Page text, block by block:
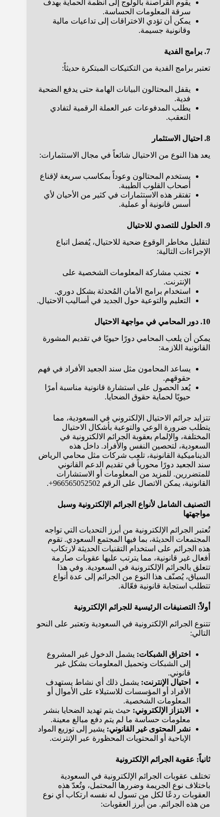
يقوم القراصنة بالولوج إلى أنظمة الحماية بهدف
سرقة المعلومات الحساسة.
يمكن أن تؤدي الاختراقات إلى تداعيات مالية
وقانونية جسيمة.
7. برامج الفدية
تعتبر برامج الفدية من التكتيكات المبتكرة حديثاً:
يقفل المحتالون البيانات الهامة حتى يدفع الضحية
فدية.
يطلب المدفوعات عبر العملة الرقمية لتفادي
التعقب.
8. احتيال الاستثمار
يعد هذا النوع من الاحتيال شائعاً في مجال الاستثمارات:
يستخدم المحتالون وعوداً بمكاسب سريعة لإقناع
أصحاب القلوب الطيبة.
تفتقر هذه الاستثمارات في كثير من الأحيان لأي
أسس قانونية أو عملية.
9. الحلول للتصدي للاحتيال
لتقليل مخاطر الوقوع ضحية للاحتيال، يُفضل اتباع
الإجراءات التالية:
تجنب مشاركة المعلومات الشخصية على
الإنترنت.
استخدام برامج الأمان المُحدثة بشكل دوري.
التعليم والتوعية حول الجديد في أساليب الاحتيال.
10. دور المحامي في مواجهة الاحتيال
يمكن أن يلعب المحامي دورًا حيويًا في تقديم المشورة
القانونية اللازمة:
يساعد المحامون مثل سند الجعيد الأفراد في فهم
حقوقهم.
يُعد الحصول على استشارة قانونية مناسبة أمرًا
حيويًا لحماية حقوق الضحايا.
تتزايد جرائم الاحتيال الإلكتروني في السعودية، مما
يتطلب ضرورة الوعي والتوعية بأشكال الاحتيال
المختلفة، والإلمام بعقوبة الجرائم الالكترونية في
السعودية، لتحصين النفس والأفراد. داخل هذه
الديناميكية القانونية، تلعب شركات مثل محامي الرياض
سند الجعيد دورًا محورياً في تقديم الدعم القانوني
للمتضررين. للمزيد من المعلومات أو الاستشارات
القانونية، يمكن الاتصال على الرقم 966565052502+.
التصنيف الشامل لأنواع الجرائم الإلكترونية وسبل
مواجهتها
تُعتبر الجرائم الإلكترونية من أبرز التحديات التي تواجه
المجتمعات الحديثة، بما فيها المجتمع السعودي. تقوم
هذه الجرائم على استخدام التقنيات الحديثة لارتكاب
أفعال غير قانونية، مما يترتب عليها عقوبات صارمة
تتعلق بالجرائم الإلكترونية في السعودية. وفي هذا
السياق، يُصنّف هذا النوع من الجرائم إلى عدة أنواع
تتطلب استجابة قانونية فعّالة.
أولاً: التصنيفات الرئيسية للجرائم الإلكترونية
تتنوع الجرائم الإلكترونية في السعودية وتعتبر على النحو
التالي:
اختراق الشبكات: يشمل الدخول غير المشروع
إلى الشبكات وتحميل المعلومات بشكل غير
قانوني.
احتيال الإنترنت: يشمل ذلك أي نشاط يستهدف
الأفراد أو المؤسسات للاستيلاء على الأموال أو
المعلومات الشخصية.
الابتزاز الإلكتروني: حيث يتم تهديد الضحايا بنشر
معلومات حساسة ما لم يتم دفع مبالغ معينة.
نشر المحتوى غير القانوني: يشير إلى توزيع المواد
الإباحية أو المحتويات المحظورة عبر الإنترنت.
ثانياً: عقوبة الجرائم الإلكترونية
تختلف عقوبات الجرائم الإلكترونية في السعودية
باختلاف نوع الجريمة وضررها المحتمل، وتُعدّ هذه
العقوبات ردعًا لكل من تسول له نفسه ارتكاب أي نوع
من هذه الجرائم. من أبرز العقوبات: